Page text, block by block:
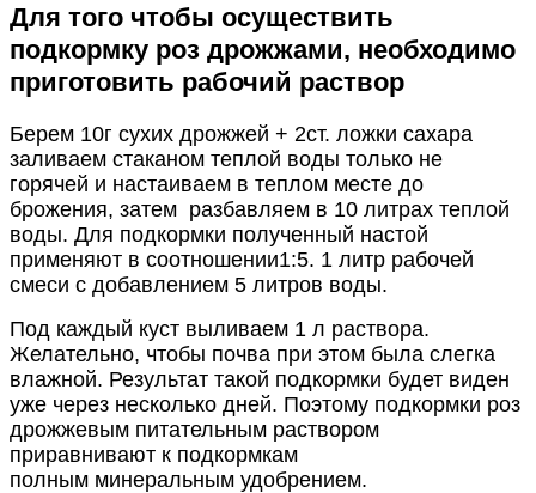
Для того чтобы осуществить
подкормку роз дрожжами, необходимо
приготовить рабочий раствор
Берем 10г сухих дрожжей + 2ст. ложки сахара
заливаем стаканом теплой воды только не
горячей и настаиваем в теплом месте до
брожения, затем разбавляем в 10 литрах теплой
воды. Для подкормки полученный настой
применяют в соотношении1:5. 1 литр рабочей
смеси с добавлением 5 литров воды.
Под каждый куст выливаем 1 л раствора.
Желательно, чтобы почва при этом была слегка
влажной. Результат такой подкормки будет виден
уже через несколько дней. Поэтому подкормки роз
дрожжевым питательным раствором
приравнивают к подкормкам
полным минеральным удобрением.